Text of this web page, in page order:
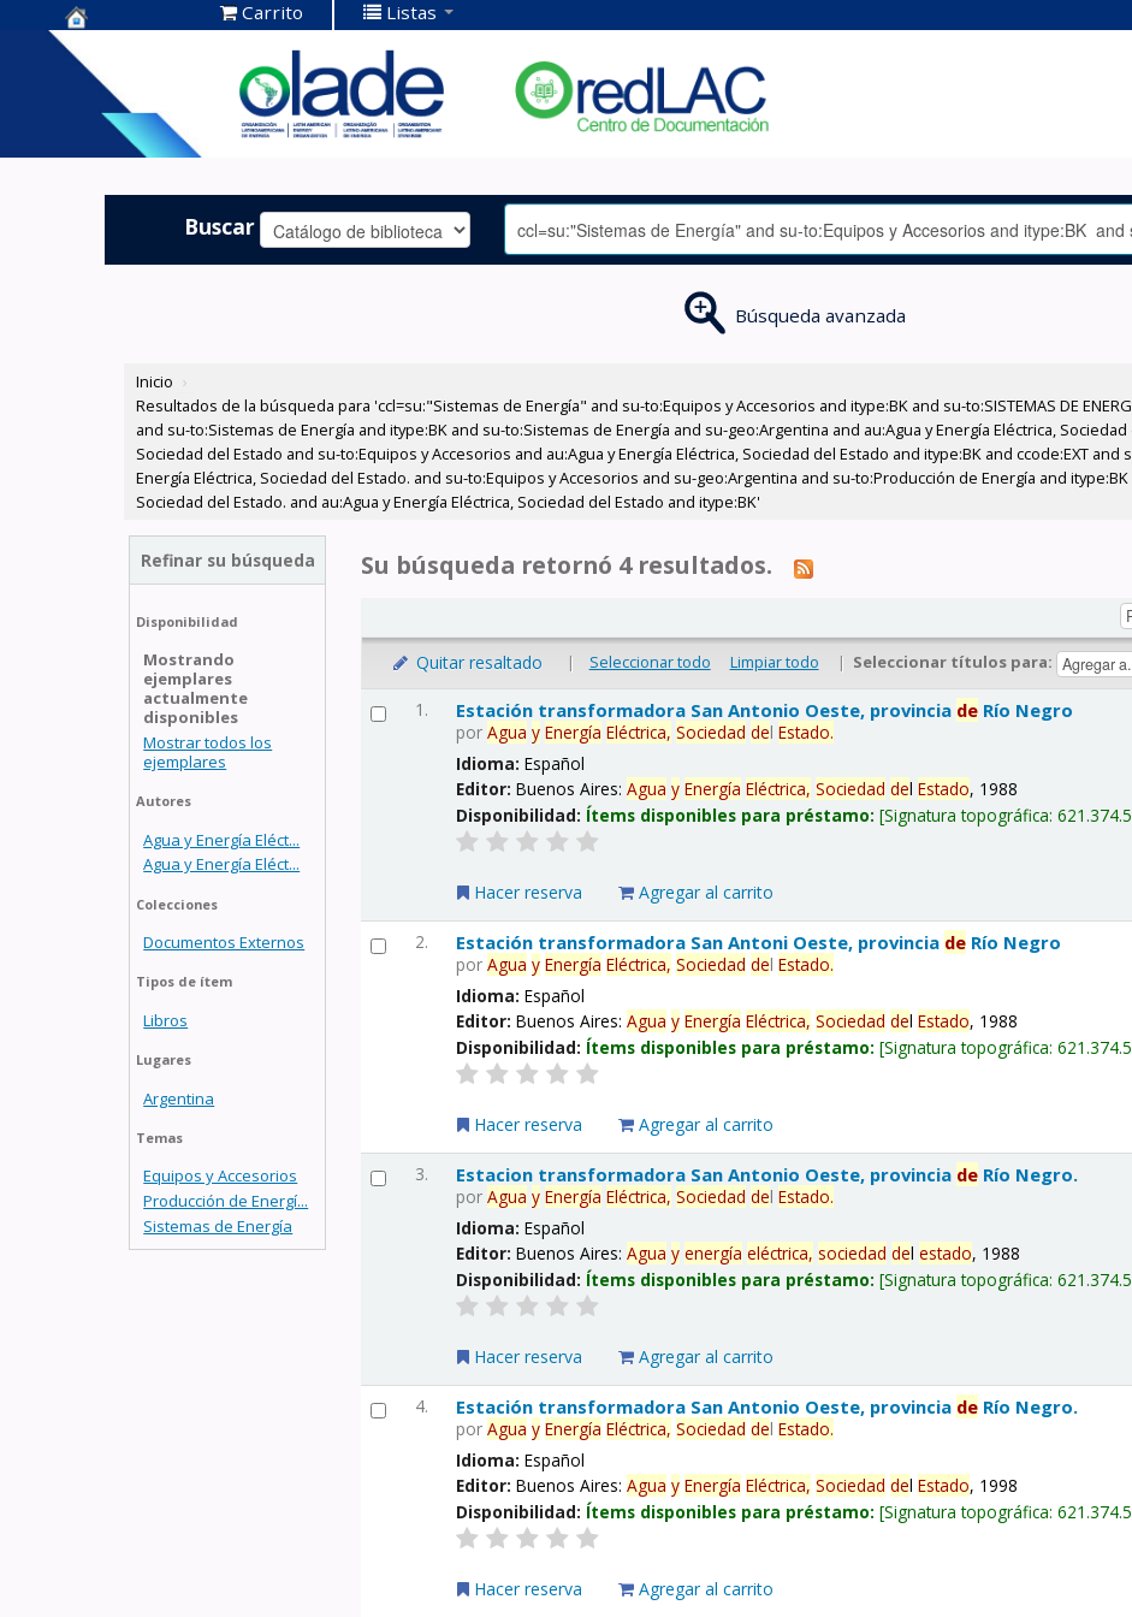
Centro de
Documentación
OLADE -
Carrito Listas
Buscar
Búsqueda avanzada
Inicio ›
Resultados de la búsqueda para 'ccl=su:"Sistemas de Energía" and su-to:Equipos y Accesorios and itype:BK and su-to:SISTEMAS DE
and su-to:Sistemas de Energía and itype:BK and su-to:Sistemas de Energía and su-geo:Argentina and au:Agua y Energía Eléctrica,
Sociedad del Estado and su-to:Equipos y Accesorios and au:Agua y Energía Eléctrica, Sociedad del Estado and itype:BK and ccode:EXT
Energía Eléctrica, Sociedad del Estado. and su-to:Equipos y Accesorios and su-geo:Argentina and su-to:Producción de Energía and itype:BK
Sociedad del Estado. and au:Agua y Energía Eléctrica, Sociedad del Estado and itype:BK'
Refinar su búsqueda
Disponibilidad
Mostrando
ejemplares
actualmente
disponibles
Mostrar todos los
ejemplares
Autores
Agua y Energía Eléct...
Agua y Energía Eléct...
Colecciones
Documentos Externos
Tipos de ítem
Libros
Lugares
Argentina
Temas
Equipos y Accesorios
Producción de Energí...
Sistemas de Energía
Su búsqueda retornó 4 resultados.
Quitar resaltado | Seleccionar todo Limpiar todo | Seleccionar títulos para:
1. Estación transformadora San Antonio Oeste, provincia de Río Negro
porAgua y Energía Eléctrica, Sociedad delEstado.
Idioma:Español
Editor:Buenos Aires:Agua y Energía Eléctrica, Sociedad delEstado, 1988
Disponibilidad: Ítems disponibles para préstamo: Signatura topográfica:
Hacer reserva Agregar al carrito
2. Estación transformadora San Antoni Oeste, provincia de Río Negro
porAgua y Energía Eléctrica, Sociedad delEstado.
Idioma:Español
Editor:Buenos Aires:Agua y Energía Eléctrica, Sociedad delEstado, 1988
Disponibilidad: Ítems disponibles para préstamo: Signatura topográfica:
Hacer reserva Agregar al carrito
3. Estacion transformadora San Antonio Oeste, provincia de Río Negro.
porAgua y Energía Eléctrica, Sociedad delEstado.
Idioma:Español
Editor:Buenos Aires:Agua y energía eléctrica, sociedad delestado, 1988
Disponibilidad: Ítems disponibles para préstamo: Signatura topográfica:
Hacer reserva Agregar al carrito
4. Estación transformadora San Antonio Oeste, provincia de Río Negro.
porAgua y Energía Eléctrica, Sociedad delEstado.
Idioma:Español
Editor:Buenos Aires:Agua y Energía Eléctrica, Sociedad delEstado, 1998
Disponibilidad: Ítems disponibles para préstamo: Signatura topográfica:
Hacer reserva Agregar al carrito